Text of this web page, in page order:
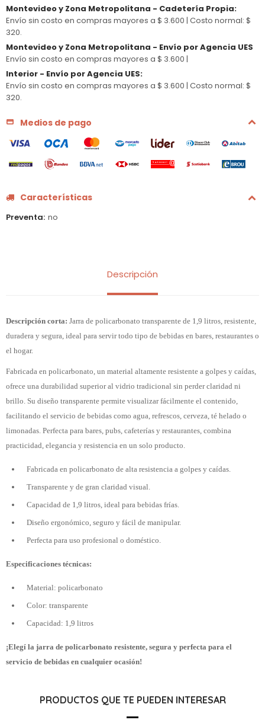
Montevideo y Zona Metropolitana - Cadetería Propia:
Envío sin costo en compras mayores a $ 3.600 | Costo normal: $
320.
Montevideo y Zona Metropolitana - Envío por Agencia UES
Envío sin costo en compras mayores a $ 3.600 |
Interior - Envío por Agencia UES:
Envío sin costo en compras mayores a $ 3.600 | Costo normal: $
320.
Medios de pago
Características
Preventa no
Descripción
Descripción corta: Jarra de policarbonato transparente de 1,9 litros, resistente,
duradera y segura, ideal para servir todo tipo de bebidas en bares, restaurantes o
el hogar.
Fabricada en policarbonato, un material altamente resistente a golpes y caídas,
ofrece una durabilidad superior al vidrio tradicional sin perder claridad ni
brillo. Su diseño transparente permite visualizar fácilmente el contenido,
facilitando el servicio de bebidas como agua, refrescos, cerveza, té helado o
limonadas. Perfecta para bares, pubs, cafeterías y restaurantes, combina
practicidad, elegancia y resistencia en un solo producto.
Fabricada en policarbonato de alta resistencia a golpes y caídas.
Transparente y de gran claridad visual.
Capacidad de 1,9 litros, ideal para bebidas frías.
Diseño ergonómico, seguro y fácil de manipular.
Perfecta para uso profesional o doméstico.
Especificaciones técnicas:
Material: policarbonato
Color: transparente
Capacidad: 1,9 litros
¡Elegí la jarra de policarbonato resistente, segura y perfecta para el
servicio de bebidas en cualquier ocasión!
PRODUCTOS QUE TE PUEDEN INTERESAR